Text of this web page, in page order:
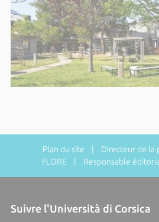
Plan du site | Directeur de la
FLORE | Responsable éditorial
Suivre l'Università di Corsica